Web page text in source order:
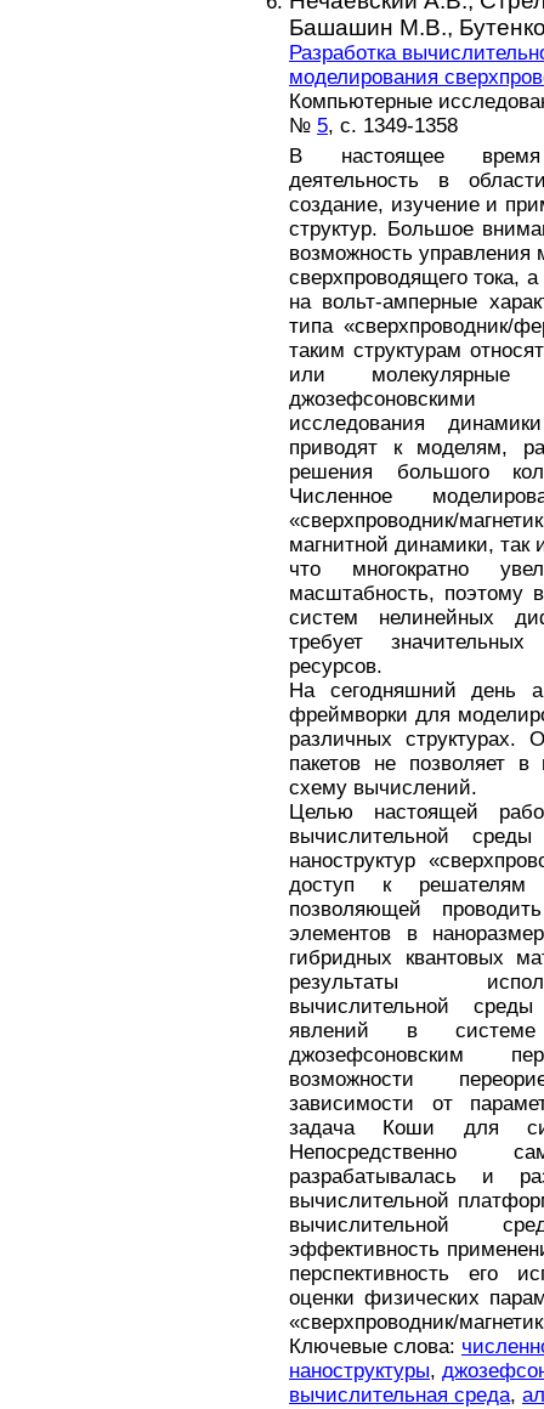
Башашин М.В.,
Разработка
моделирования
Компьютерные
№ 5, с. 1349-1358
В настоящее время
деятельность в
создание, изучение и
структур. Большое
возможность
сверхпроводящего тока,
на вольт-амперные
типа «сверхпроводник/
таким структурам
или молекулярные
джозефсоновскими
исследования
приводят к моделям,
решения большого
Численное
«сверхпроводник/
магнитной динамики,
что многократно
масштабность, поэтому
систем нелинейных
требует
ресурсов.
На сегодняшний день
фреймворки для
различных структурах.
пакетов не позволяет
схему вычислений.
Целью настоящей
вычислительной
наноструктур
доступ к решателям
позволяющей
элементов в
гибридных квантовых
результаты
вычислительной
явлений в системе
джозефсоновским
возможности
зависимости от
задача Коши для
Непосредственно
разрабатывалась и
вычислительной
вычислительной
эффективность
перспективность его
оценки физических
«сверхпроводник/
Ключевые слова:
наноструктуры,
вычислительная среда,